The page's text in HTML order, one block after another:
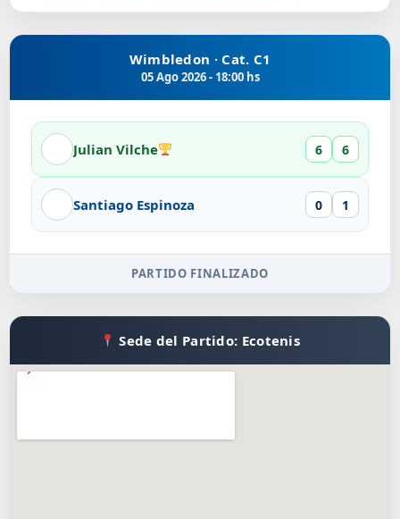
Wimbledon · Cat. C1
05 Ago 2026 - 18:00 hs
Julian Vilche 6 6
Santiago Espinoza 0 1
PARTIDO FINALIZADO
Sede del Partido: Ecotenis